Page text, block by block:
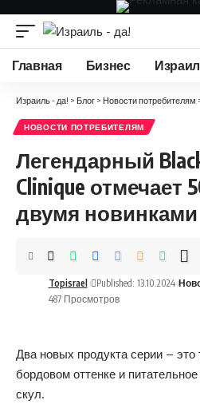
Главная Бизнес
Израиль - да! > Блог > Новости потребителям
НОВОСТИ ПОТРЕБИТЕЛЯМ
Легендарный
Clinique отмечает
двумя новинками
Topisrael Published: 13.10.2024
487 Просмотров
Два новых продукта серии –
бордовом оттенке и
скул.